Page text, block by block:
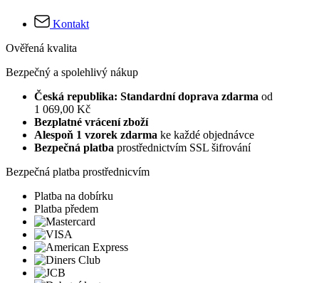
Kontakt
Ověřená kvalita
Bezpečný a spolehlivý nákup
Česká republika: Standardní doprava zdarma od
1 069,00 Kč
Bezplatné vrácení zboží
Alespoň 1 vzorek zdarma ke každé objednávce
Bezpečná platba prostřednictvím SSL šifrování
Bezpečná platba prostřednicvím
Platba na dobírku
Platba předem